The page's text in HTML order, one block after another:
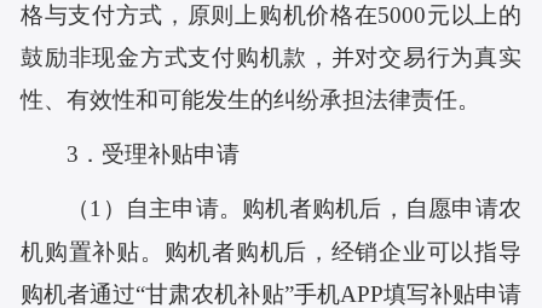
格与支付方式，原则上购机价格在5000元以上的
鼓励非现金方式支付购机款，并对交易行为真实
性、有效性和可能发生的纠纷承担法律责任。
3．受理补贴申请
（1）自主申请。购机者购机后，自愿申请农
机购置补贴。购机者购机后，经销企业可以指导
购机者通过“甘肃农机补贴”手机APP填写补贴申请